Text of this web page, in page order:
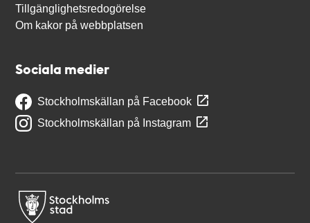
Tillgänglighetsredogörelse
Om kakor på webbplatsen
Sociala medier
Stockholmskällan på Facebook
Stockholmskällan på Instagram